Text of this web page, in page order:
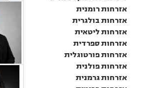
אזרחות רומנית
אזרחות בולגרית
אזרחות ליטאית
אזרחות ספרדית
אזרחות פורטוגלית
אזרחות פולנית
אזרחות גרמנית